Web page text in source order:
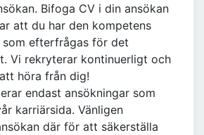
Bifoga CV i din ansökan
att du har den kompetens
efterfrågas för det
Vi rekryterar kontinuerligt och
höra från dig!
endast ansökningar som
karriärsida. Vänligen
där för att säkerställa